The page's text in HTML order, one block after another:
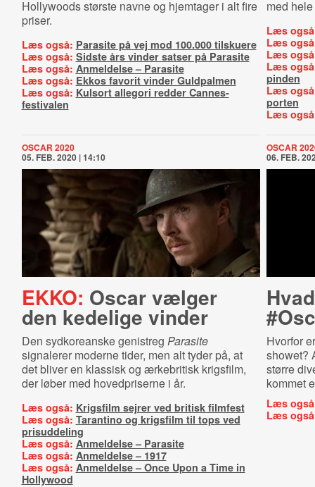
Hollywoods største navne og hjemtager i alt fire
priser.
Læs også: Parasite på vej mod 100.000 tilskuere
Læs også: Sidste års vinder satser på Parasite
Læs også: Anmeldelse – Parasite
Læs også: Ekkos favorit vinder Guldpalmen
Læs også: Kulsort allegori redder Cannes-
festivalen
med
Læs
Læs
Læs
Læs
pinden
Læs
porten
Læs
OSCAR 2020
05. FEB. 2020 | 14:10
EKKO: Oscar vælger
den kedelige vinder
Den sydkoreanske genistreg Parasite
signalerer moderne tider, men alt tyder på, at
det bliver en klassisk og ærkebritisk krigsfilm,
der løber med hovedpriserne i år.
Læs også: Krigsfilm sejrer ved britisk filmfest
Læs også: Tarantino og krigsfilm til tops ved
prisuddeling
Læs også: Anmeldelse – Parasite
Læs også: Anmeldelse – 1917
Læs også: Anmeldelse – Once Upon a Time in
Hollywood
OSCAR
06. FEB.
Hvorfor
showet?
større
kommet
Læs
Læs